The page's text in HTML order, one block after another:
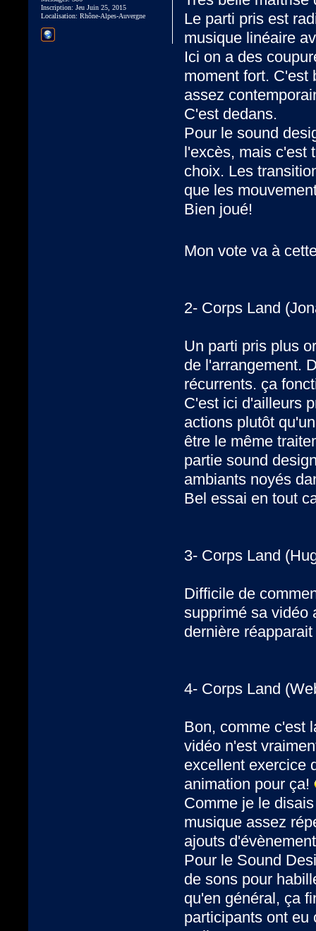
Le parti pris est
musique linéaire
Ici on a des
moment fort. C'est
assez
C'est dedans.
Pour le sound
l'excès, mais c'est
choix. Les
que les
Bien joué!
Mon vote va à
2- Corps Land
Un parti pris plus
de l'arrangement.
récurrents. ça
C'est ici d'ailleurs
actions plutôt
être le même
partie sound
ambiants noyés
Bel essai en tout
3- Corps Land
Difficile de
supprimé sa vidéo
dernière réapparait
4- Corps Land
Bon, comme c'est
vidéo n'est
excellent exercice
animation pour ça!
Comme je le
musique assez
ajouts
Pour le Sound
de sons pour
qu'en général, ça
participants ont eu
Inscription: Jeu Juin 25, 2015
Localisation: Rhône-Alpes-Auvergne